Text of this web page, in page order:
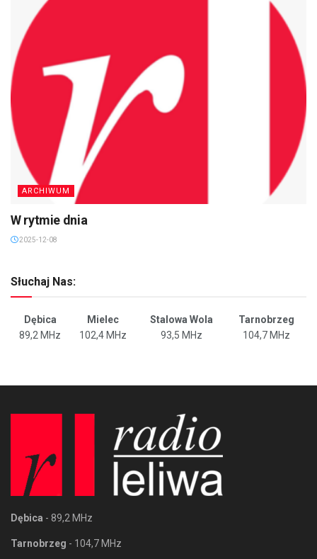
ARCHIWUM
W rytmie dnia
2025-12-08
Słuchaj Nas:
Dębica Mielec Stalowa Wola
Tarnobrzeg
89,2 MHz
102,4 MHz 93,5 MHz 104,7 MHz
Dębica - 89,2 MHz
Tarnobrzeg - 104,7 MHz